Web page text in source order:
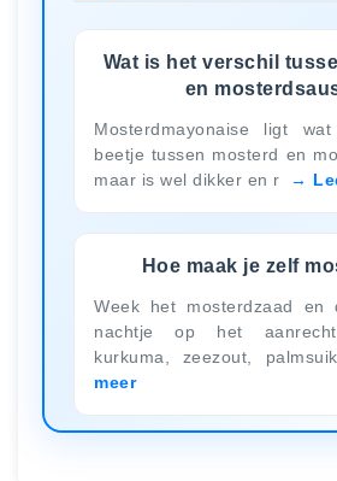
Wat is het verschil
en
Mosterdmayonaise ligt
beetje tussen mosterd en
maar is wel dikker en r
Hoe maak je zelf
Week het mosterdzaad en
nachtje op het
kurkuma, zeezout,
meer